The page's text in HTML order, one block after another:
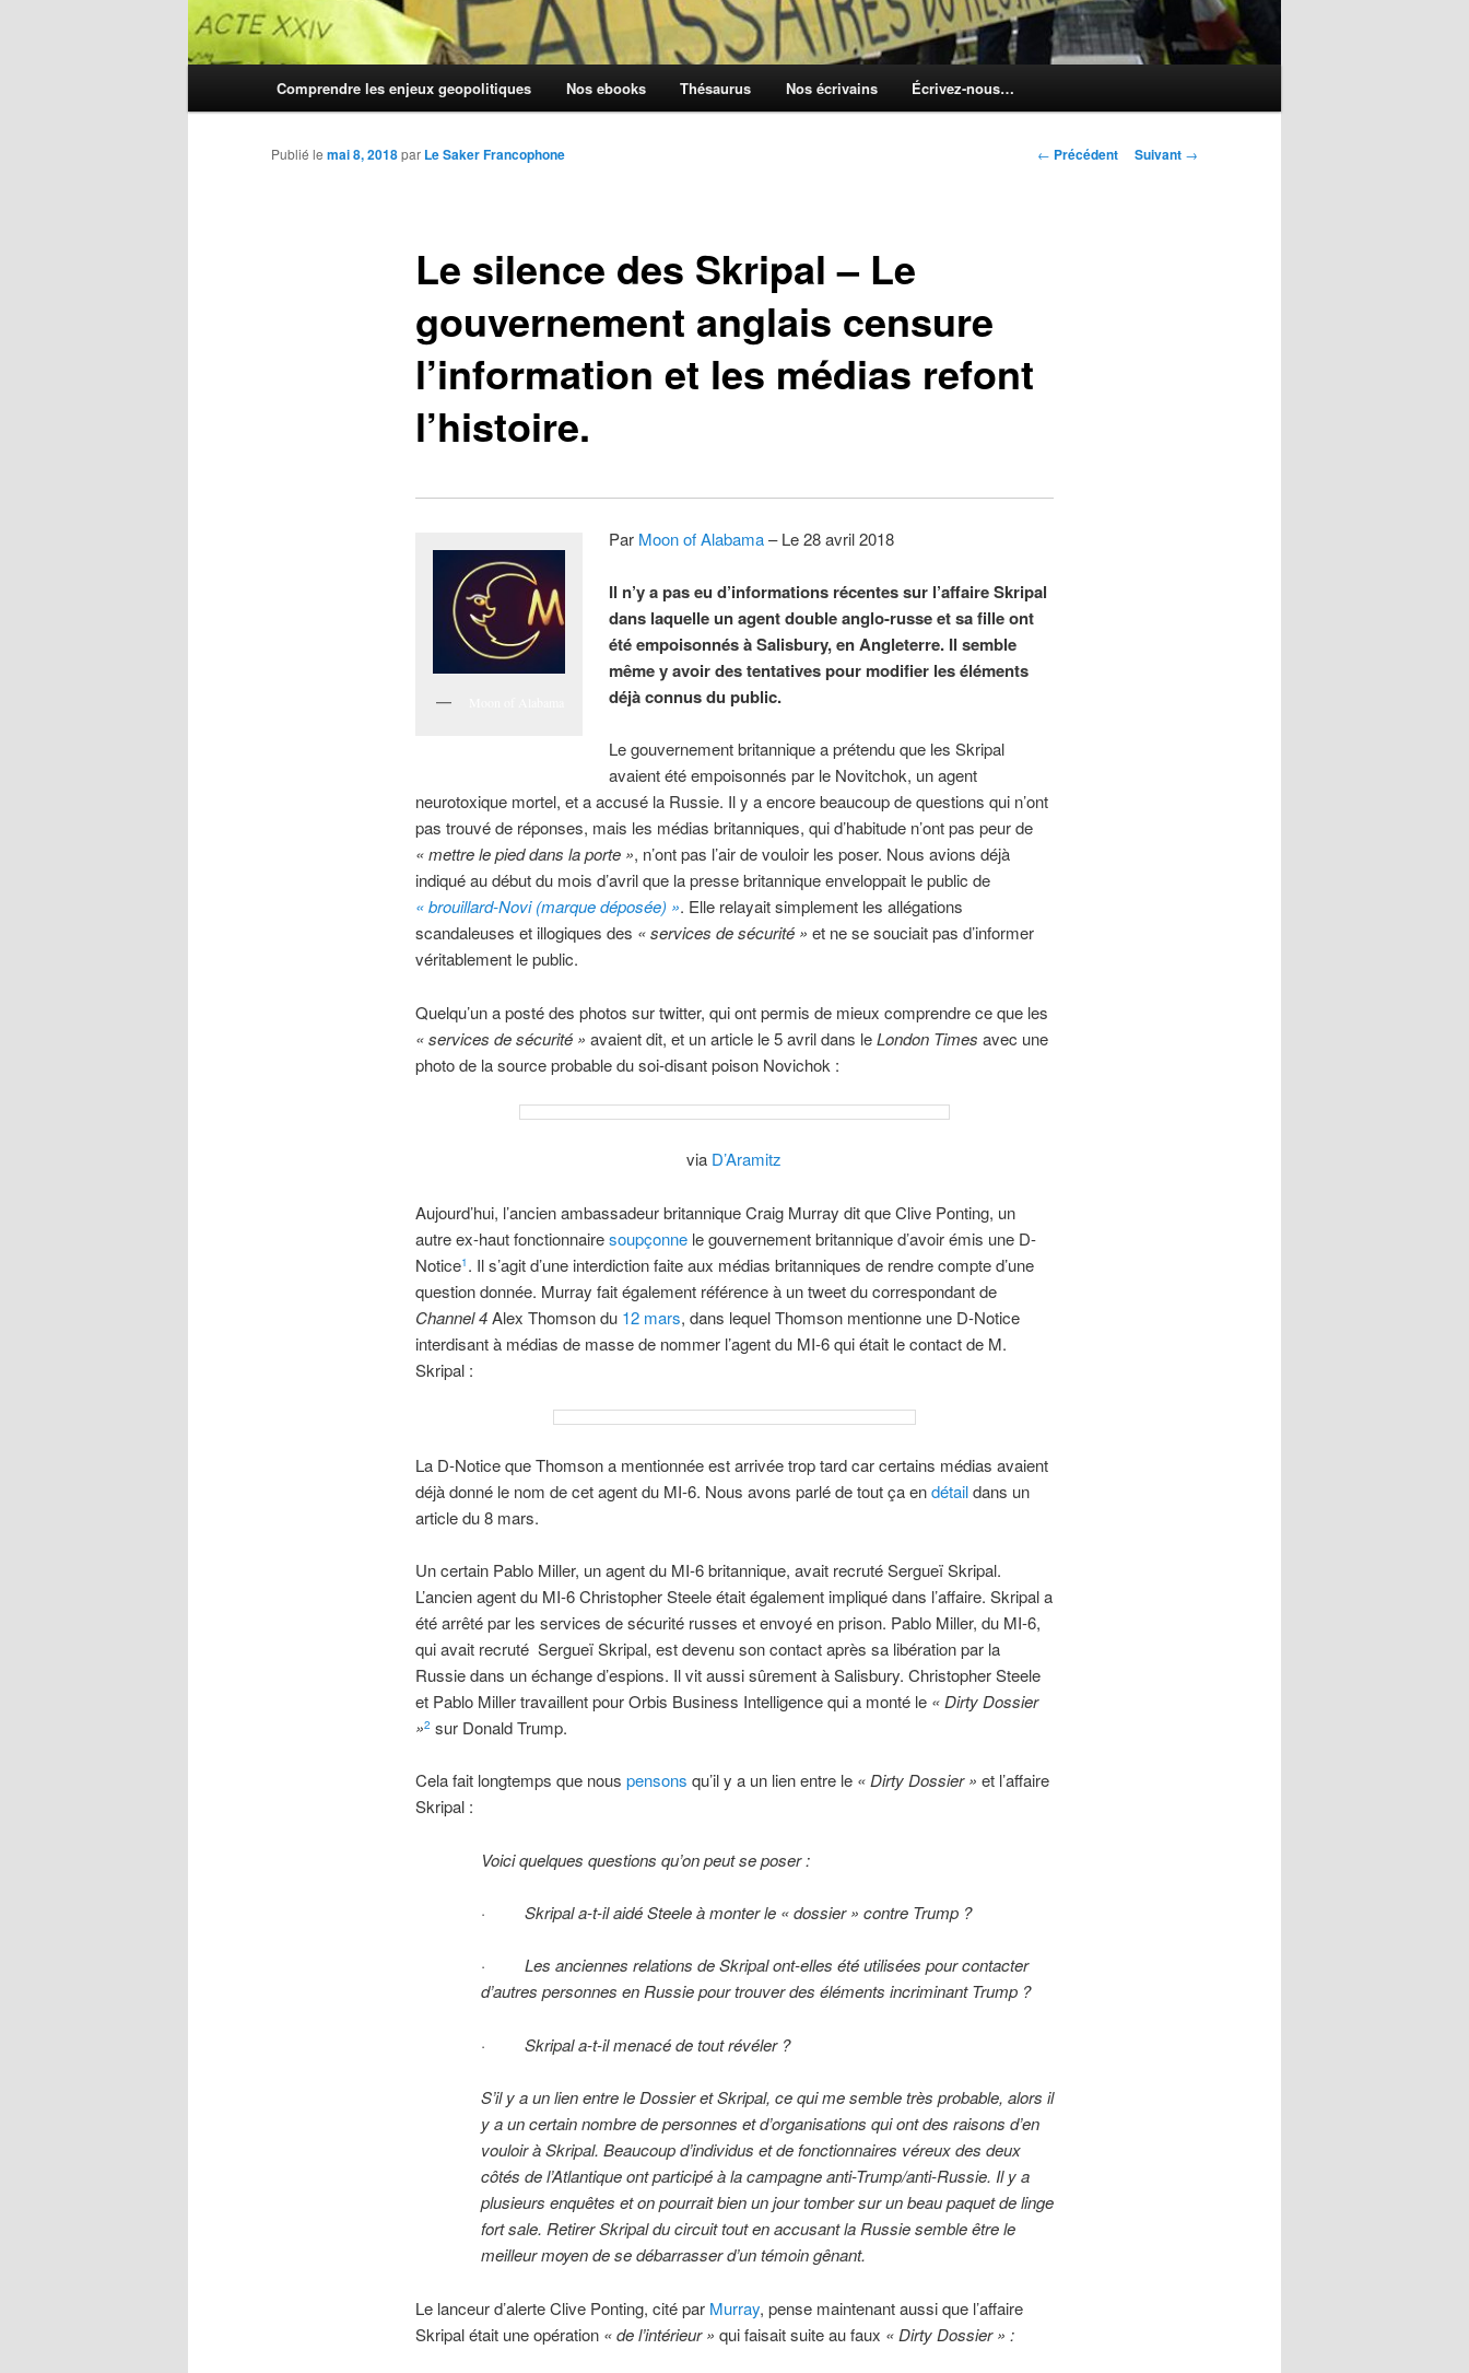
Comprendre les enjeux geopolitiques Nos ebooks Thésaurus Nos écrivains Écrivez-nous…
Navigation
← Précédent Suivant →
Le silence des Skripal – Le
gouvernement anglais censure
l’information et les médias refont
l’histoire.
Publié le mai 8, 2018par Le Saker Francophone
Par Moon of Alabama– Le 28 avril 2018
Il n’y a pas eu d’informations récentes sur l’affaire Skripal
dans laquelle un agent double anglo-russe et sa fille ont
été empoisonnés à Salisbury, en Angleterre. Il semble
même y avoir des tentatives pour modifier les éléments
déjà connus du public.
Le gouvernement britannique a prétendu que les Skripal
avaient été empoisonnés par le Novitchok, un agent
neurotoxique mortel, et a accusé la Russie. Il y a encore beaucoup de questions qui n’ont
pas trouvé de réponses, mais les médias britanniques, qui d’habitude n’ont pas peur de
« mettre le pied dans la porte », n’ont pas l’air de vouloir les poser. Nous avions déjà
indiqué au début du mois d’avril que la presse britannique enveloppait le public de
« brouillard-Novi (marque déposée) ». Elle relayait simplement les allégations
scandaleuses et illogiques des « services de sécurité » et ne se souciait pas d’informer
véritablement le public.
Quelqu’un a posté des photos sur twitter, qui ont permis de mieux comprendre ce que les
« services de sécurité » avaient dit, et un article le 5 avril dans leLondon Times avec une
photo de la source probable du soi-disant poison Novichok :
via D’Aramitz
Aujourd’hui, l’ancien ambassadeur britannique Craig Murray dit que Clive Ponting, un
autre ex-haut fonctionnairesoupçonnele gouvernement britannique d’avoir émis une D-
Notice1 . Il s’agit d’une interdiction faite aux médias britanniques de rendre compte d’une
question donnée. Murray fait également référence à un tweet du correspondant de
Channel 4Alex Thomson du 12 mars, dans lequel Thomson mentionne une D-Notice
interdisant à médias de masse de nommer l’agent du MI-6 qui était le contact de M.
Skripal :
La D-Notice que Thomson a mentionnée est arrivée trop tard car certains médias avaient
déjà donné le nom de cet agent du MI-6. Nous avons parlé de tout ça endétaildans un
article du 8 mars.
Un certain Pablo Miller, un agent du MI-6 britannique, avait recruté Sergueï Skripal.
L’ancien agent du MI-6 Christopher Steele était également impliqué dans l’affaire. Skripal a
été arrêté par les services de sécurité russes et envoyé en prison. Pablo Miller, du MI-6,
qui avait recruté Sergueï Skripal, est devenu son contact après sa libération par la
Russie dans un échange d’espions. Il vit aussi sûrement à Salisbury. Christopher Steele
et Pablo Miller travaillent pour Orbis Business Intelligence qui a monté le « Dirty Dossier
»2 sur Donald Trump.
Cela fait longtemps que nous pensons qu’il y a un lien entre le « Dirty Dossier » et l’affaire
Skripal :
Voici quelques questions qu’on peut se poser :
· Skripal a-t-il aidé Steele à monter le « dossier » contre Trump ?
· Les anciennes relations de Skripal ont-elles été utilisées pour contacter
d’autres personnes en Russie pour trouver des éléments incriminant Trump ?
· Skripal a-t-il menacé de tout révéler ?
S’il y a un lien entre le Dossier et Skripal, ce qui me semble très probable, alors il
y a un certain nombre de personnes et d’organisations qui ont des raisons d’en
vouloir à Skripal. Beaucoup d’individus et de fonctionnaires véreux des deux
côtés de l’Atlantique ont participé à la campagne anti-Trump/anti-Russie. Il y a
plusieurs enquêtes et on pourrait bien un jour tomber sur un beau paquet de linge
fort sale. Retirer Skripal du circuit tout en accusant la Russie semble être le
meilleur moyen de se débarrasser d’un témoin gênant.
Le lanceur d’alerte Clive Ponting, cité par Murray, pense maintenant aussi que l’affaire
Skripal était une opération « de l’intérieur » qui faisait suite au faux « Dirty Dossier » :